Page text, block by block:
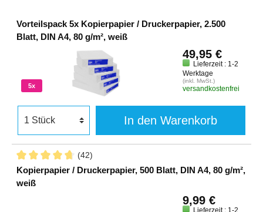
Vorteilspack 5x Kopierpapier / Druckerpapier, 2.500
Blatt, DIN A4, 80 g/m², weiß
5x
49,95 €
Lieferzeit : 1-2
Werktage
(inkl. MwSt.)
versandkostenfrei
In den Warenkorb
(42)
Kopierpapier / Druckerpapier, 500 Blatt, DIN A4, 80 g/m²,
weiß
9,99 €
Lieferzeit : 1-2